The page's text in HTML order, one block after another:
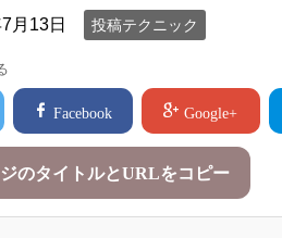
月13日 投稿テクニック
Facebook Google+
のタイトルとURLをコピー